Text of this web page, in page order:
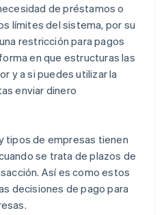
de préstamos o
límites del sistema, por su
restricción para pagos
en que estructuras las
y a si puedes utilizar la
enviar dinero
tipos de empresas tienen
se trata de plazos de
Así es como estos
decisiones de pago para